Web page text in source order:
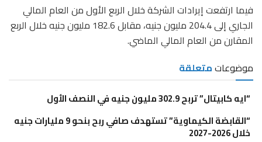
فيما ارتفعت إيرادات الشركة خلال الربع الأول من العام المالي
الجاري إلى 204.4 مليون جنيه، مقابل 182.6 مليون جنيه خلال الربع
المقارن من العام المالي الماضي.
موضوعاتمتعلقة
“ايه كابيتال” تربح 302.9 مليون جنيه في النصف الأول
“القابضة الكيماوية” تستهدف صافي ربح بنحو 9 مليارات جنيه
خلال 2026-2027